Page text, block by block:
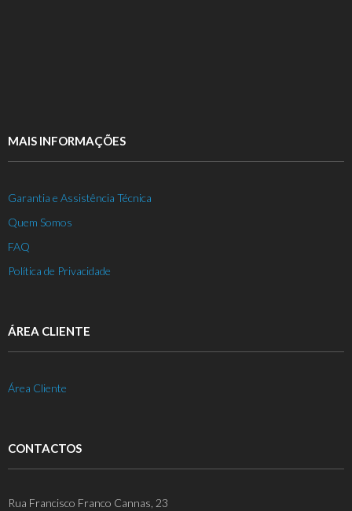
MAIS INFORMAÇÕES
Garantia e Assistência Técnica
Quem Somos
FAQ
Política de Privacidade
ÁREA CLIENTE
Área Cliente
CONTACTOS
Rua Francisco Franco Cannas, 23